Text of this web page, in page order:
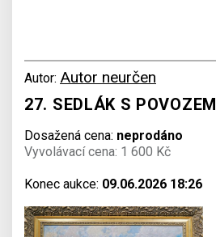
Autor: Autor neurčen
27. SEDLÁK S POVOZEM
Dosažená cena: neprodáno
Vyvolávací cena: 1 600 Kč
Konec aukce: 09.06.2026 18:26